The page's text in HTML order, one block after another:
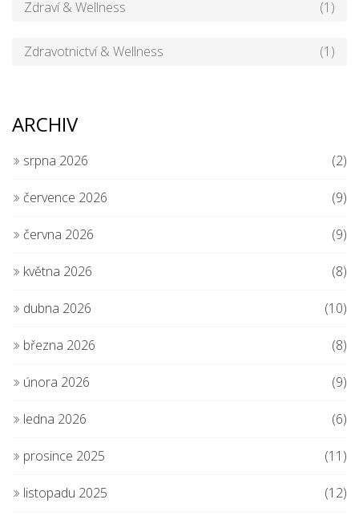
Zdraví & Wellness (1)
Zdravotnictví & Wellness (1)
ARCHIV
srpna 2026 (2)
července 2026 (9)
června 2026 (9)
května 2026 (8)
dubna 2026 (10)
března 2026 (8)
února 2026 (9)
ledna 2026 (6)
prosince 2025 (11)
listopadu 2025 (12)